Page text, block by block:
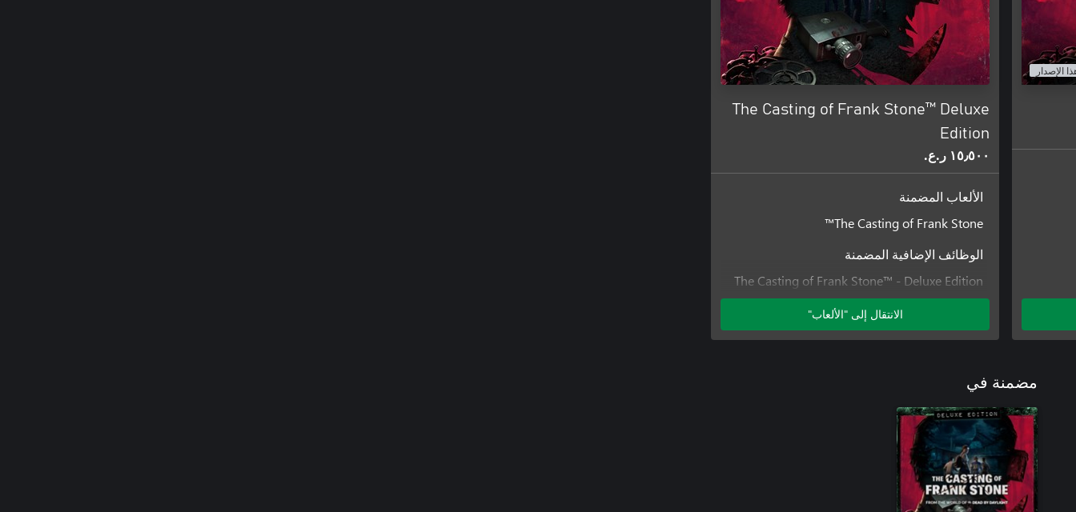
الإصدار
The Casting of Frank Stone™ Deluxe
Edition
١٥٫٥٠٠ ر.ع.‏
الألعاب المضمنة
The Casting of Frank Stone™
الوظائف الإضافية المضمنة
The Casting of Frank Stone™ - Deluxe Edition
Add-on
الانتقال إلى "الألعاب"
مضمنة في